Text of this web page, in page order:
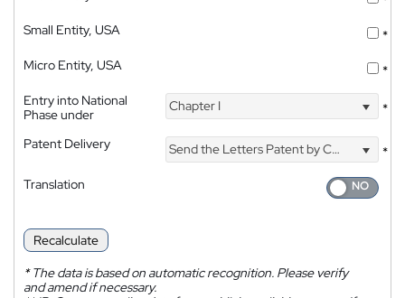
Small Entity, USA
*
Micro Entity, USA
*
Entry into National
Phase under
Chapter I *
Patent Delivery Send the Letters Patent by Courier
*
Translation
Recalculate
*The data is based on automatic recognition. Please verify
and amend if necessary.